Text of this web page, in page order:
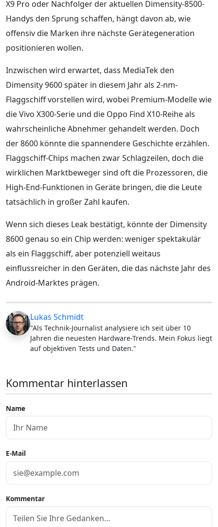
X9 Pro oder Nachfolger der aktuellen Dimensity-8500-
Handys den Sprung schaffen, hängt davon ab, wie
offensiv die Marken ihre nächste Gerätegeneration
positionieren wollen.
Inzwischen wird erwartet, dass MediaTek den
Dimensity 9600 später in diesem Jahr als 2-nm-
Flaggschiff vorstellen wird, wobei Premium-Modelle wie
die Vivo X300-Serie und die Oppo Find X10-Reihe als
wahrscheinliche Abnehmer gehandelt werden. Doch
der 8600 könnte die spannendere Geschichte erzählen.
Flaggschiff-Chips machen zwar Schlagzeilen, doch die
wirklichen Marktbeweger sind oft die Prozessoren, die
High-End-Funktionen in Geräte bringen, die die Leute
tatsächlich in großer Zahl kaufen.
Wenn sich dieses Leak bestätigt, könnte der Dimensity
8600 genau so ein Chip werden: weniger spektakulär
als ein Flaggschiff, aber potenziell weitaus
einflussreicher in den Geräten, die das nächste Jahr des
Android-Marktes prägen.
Lukas Schmidt
"Als Technik-Journalist analysiere ich seit über 10
Jahren die neuesten Hardware-Trends. Mein Fokus liegt
auf objektiven Tests und Daten."
Kommentar hinterlassen
Name
E-Mail
Kommentar